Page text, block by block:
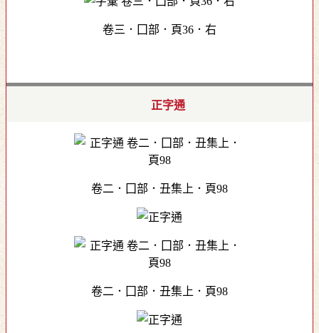
卷三．囗部．頁36．右
正字通
卷二．囗部．丑集上．頁98
卷二．囗部．丑集上．頁98